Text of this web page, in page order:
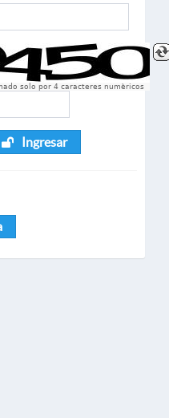
solo por 4 caracteres numèricos
Ingresar